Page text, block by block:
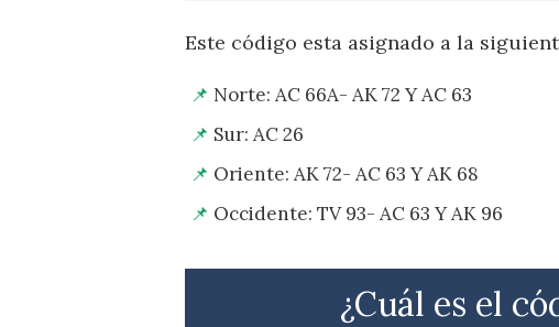
Este código esta asignado a la
Norte: AC 66A- AK 72 Y AC 63
Sur: AC 26
Oriente: AK 72- AC 63 Y AK 68
Occidente: TV 93- AC 63 Y AK 96
¿Cuál es el